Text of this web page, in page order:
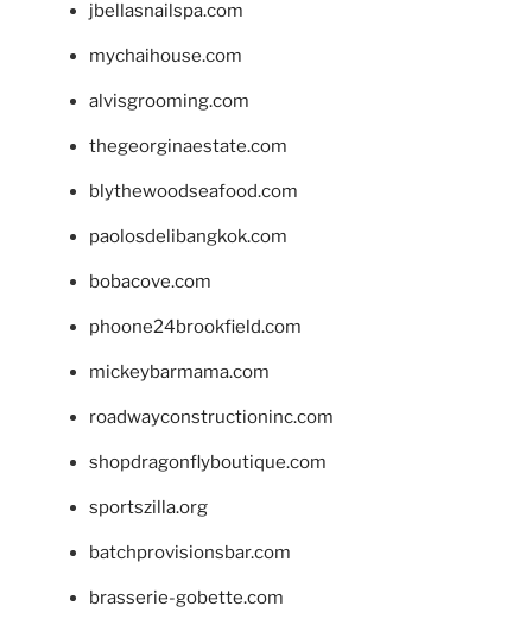
jbellasnailspa.com
mychaihouse.com
alvisgrooming.com
thegeorginaestate.com
blythewoodseafood.com
paolosdelibangkok.com
bobacove.com
phoone24brookfield.com
mickeybarmama.com
roadwayconstructioninc.com
shopdragonflyboutique.com
sportszilla.org
batchprovisionsbar.com
brasserie-gobette.com